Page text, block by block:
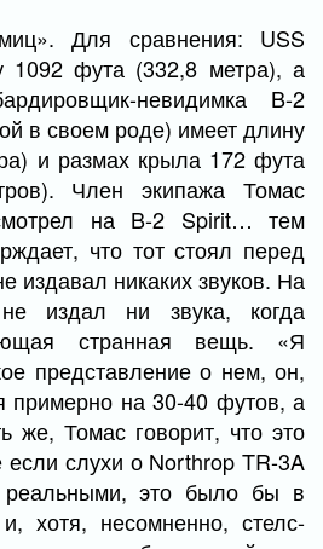
Для сравнения: USS
1092 фута (332,8 метра), а
невидимка B-2
в своем роде) имеет длину
и размах крыла 172 фута
Член экипажа Томас
на B-2 Spirit… тем
что тот стоял перед
издавал никаких звуков. На
издал ни звука, когда
странная вещь. «Я
представление о нем, он,
примерно на 30-40 футов, а
же, Томас говорит, что это
слухи о Northrop TR-3A
это было бы в
хотя, несомненно, стелс-